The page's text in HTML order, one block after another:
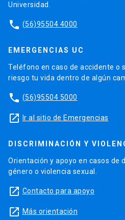
Universidad.
phone (56)95504 4000
EMERGENCIAS UC
Teléfono en caso de accidente o
riesgo tu vida dentro de algún
phone (56)95504 5000
launch Ir al sitio de Emergencias
DISCRIMINACIÓN Y
Orientación y apoyo en casos de
género o violencia sexual.
launch Contacto para apoyo
launch Más orientación